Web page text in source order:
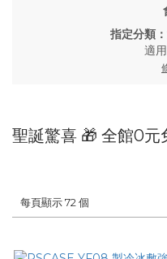
指定分類
適
聖誕驚喜 🎁 全館0元
每頁顯示 72 個